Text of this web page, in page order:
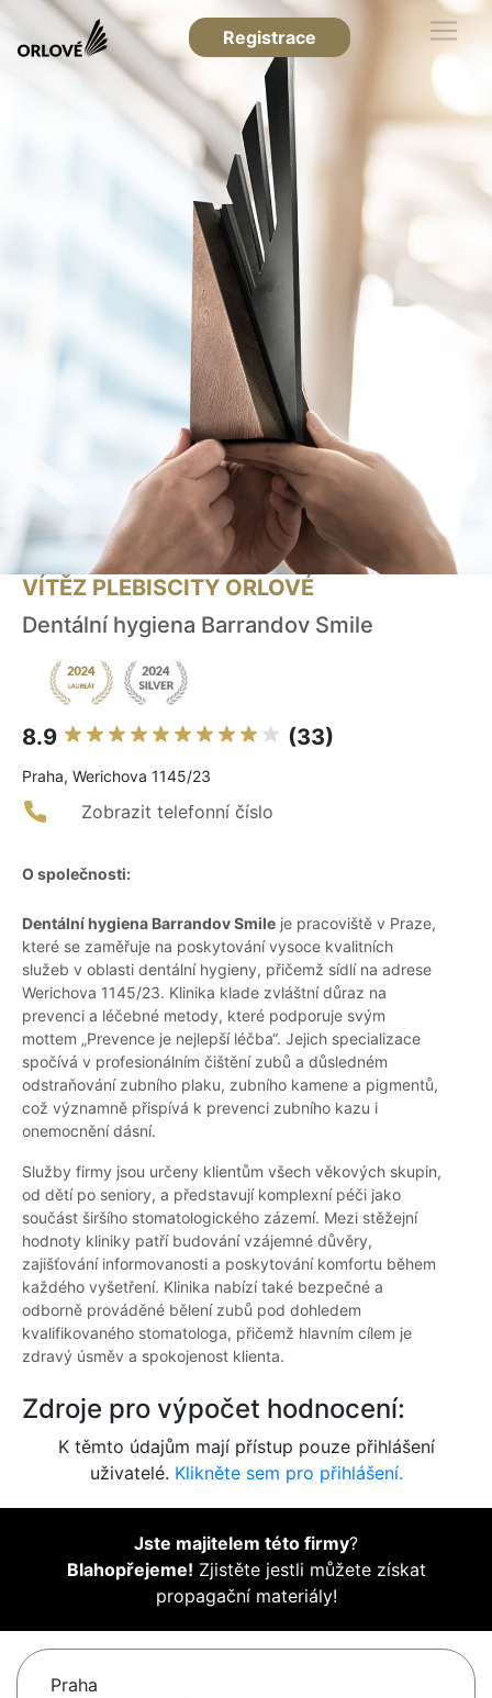
Registrace
VÍTĚZ PLEBISCITY ORLOVÉ
Dentální hygiena Barrandov Smile
8.9 (33)
Praha, Werichova 1145/23
Zobrazit telefonní číslo
O společnosti:
Dentální hygiena Barrandov Smile je pracoviště v Praze,
které se zaměřuje na poskytování vysoce kvalitních
služeb v oblasti dentální hygieny, přičemž sídlí na adrese
Werichova 1145/23. Klinika klade zvláštní důraz na
prevenci a léčebné metody, které podporuje svým
mottem „Prevence je nejlepší léčba“. Jejich specializace
spočívá v profesionálním čištění zubů a důsledném
odstraňování zubního plaku, zubního kamene a pigmentů,
což významně přispívá k prevenci zubního kazu i
onemocnění dásní.
Služby firmy jsou určeny klientům všech věkových skupin,
od dětí po seniory, a představují komplexní péči jako
součást širšího stomatologického zázemí. Mezi stěžejní
hodnoty kliniky patří budování vzájemné důvěry,
zajišťování informovanosti a poskytování komfortu během
každého vyšetření. Klinika nabízí také bezpečné a
odborně prováděné bělení zubů pod dohledem
kvalifikovaného stomatologa, přičemž hlavním cílem je
zdravý úsměv a spokojenost klienta.
Zdroje pro výpočet hodnocení:
K těmto údajům mají přístup pouze přihlášení
uživatelé. Klikněte sem pro přihlášení.
Jste majitelem této firmy?
Blahopřejeme! Zjistěte jestli můžete získat
propagační materiály!
Praha